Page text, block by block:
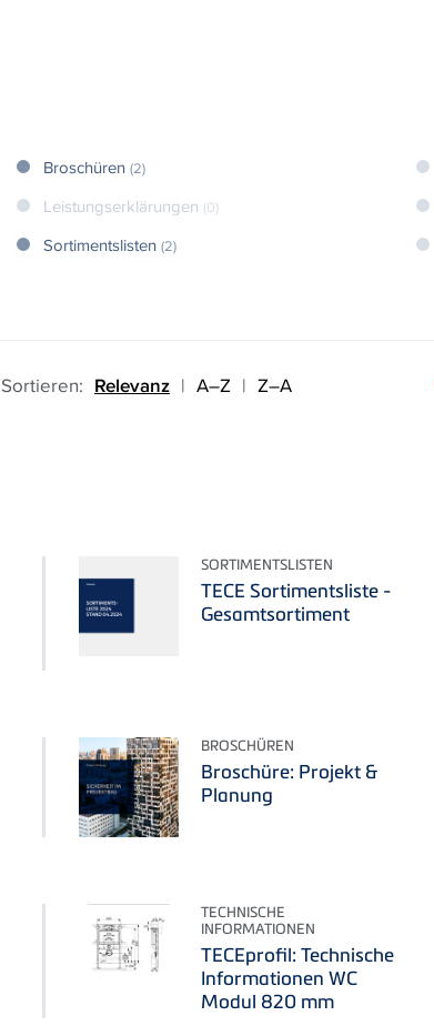
Broschüren (2)
Leistungserklärungen (0)
Sortimentslisten (2)
Sortieren: Relevanz | A–Z | Z–A
SORTIMENTSLISTEN
TECE Sortimentsliste -
Gesamtsortiment
BROSCHÜREN
Broschüre: Projekt &
Planung
TECHNISCHE
INFORMATIONEN
TECEprofil: Technische
Informationen WC
Modul 820 mm